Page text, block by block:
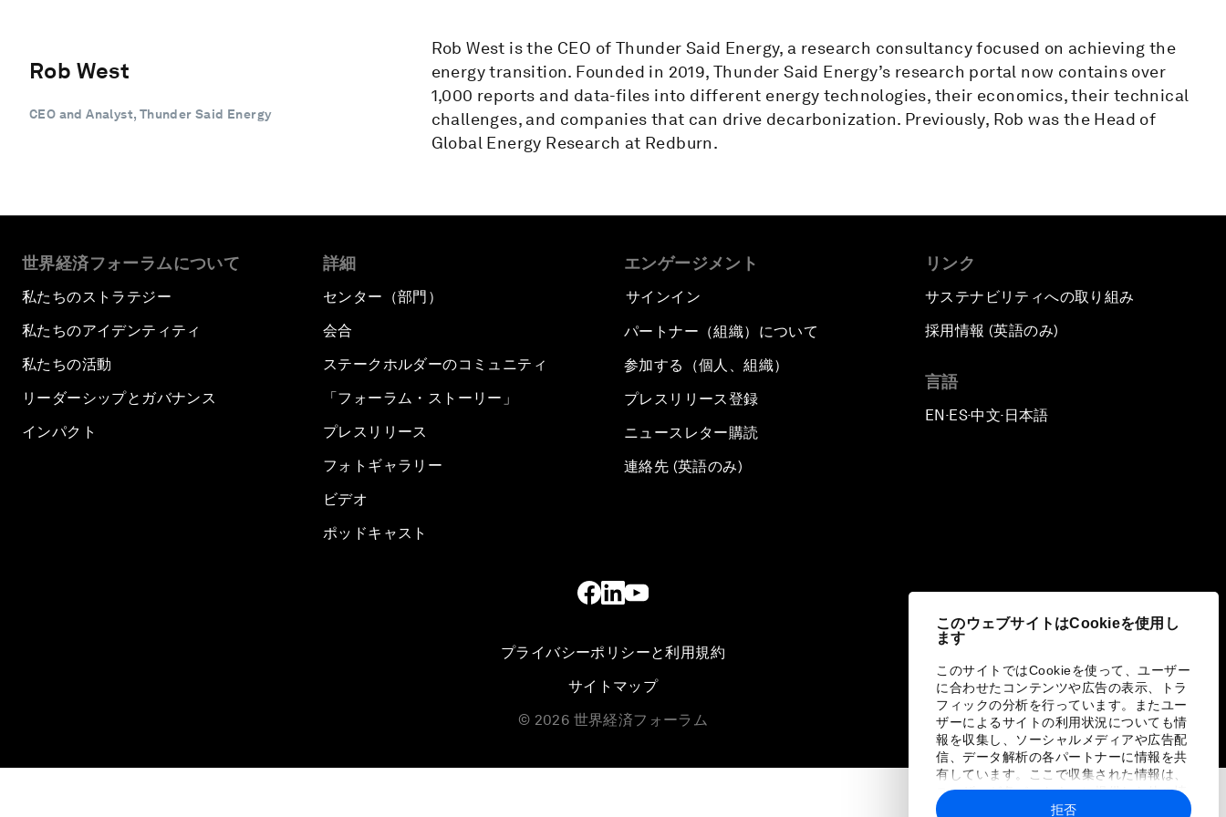
このウェブサイトはCookieを使用し
ます
このサイトではCookieを使って、ユーザー
に合わせたコンテンツや広告の表示、トラ
フィックの分析を行っています。またユー
ザーによるサイトの利用状況についても情
報を収集し、ソーシャルメディアや広告配
信、データ解析の各パートナーに情報を共
有しています。ここで収集された情報は、
ユーザーが各パートナーに提供した他の情
報や各パートナーのサービスを使用した際
拒否
Rob West
CEO and Analyst, Thunder Said Energy
Rob West is the CEO of Thunder Said Energy, a research consultancy focused on achieving the
energy transition. Founded in 2019, Thunder Said Energy’s research portal now contains over
1,000 reports and data-files into different energy technologies, their economics, their technical
challenges, and companies that can drive decarbonization. Previously, Rob was the Head of
Global Energy Research at Redburn.
世界経済フォーラムについて
私たちのストラテジー
私たちのアイデンティティ
私たちの活動
リーダーシップとガバナンス
インパクト
詳細
センター（部門）
会合
ステークホルダーのコミュニティ
「フォーラム・ストーリー」
プレスリリース
フォトギャラリー
ビデオ
ポッドキャスト
エンゲージメント
サインイン
パートナー（組織）について
参加する（個人、組織）
プレスリリース登録
ニュースレター購読
連絡先 (英語のみ)
リンク
サステナビリティへの取り組み
採用情報 (英語のみ)
言語
EN ▪ES▪中文▪ 日本語
プライバシーポリシーと利用規約
サイトマップ
© 2026 世界経済フォーラム